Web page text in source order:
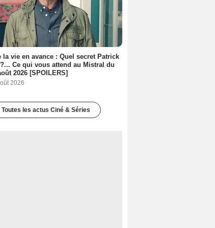
la vie en avance : Quel secret Patrick
Ce qui vous attend au Mistral du
2026 [SPOILERS]
2026
Toutes les actus Ciné & Séries